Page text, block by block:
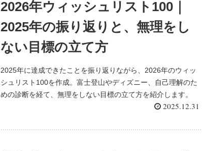
2026年ウィッシュリスト100｜
2025年の振り返りと、無理をし
ない目標の立て方
2025年に達成できたことを振り返りながら、2026年のウィッ
シュリスト100を作成。富士登山やディズニー、自己理解のた
めの診断を経て、無理をしない目標の立て方を紹介します。
2025.12.31